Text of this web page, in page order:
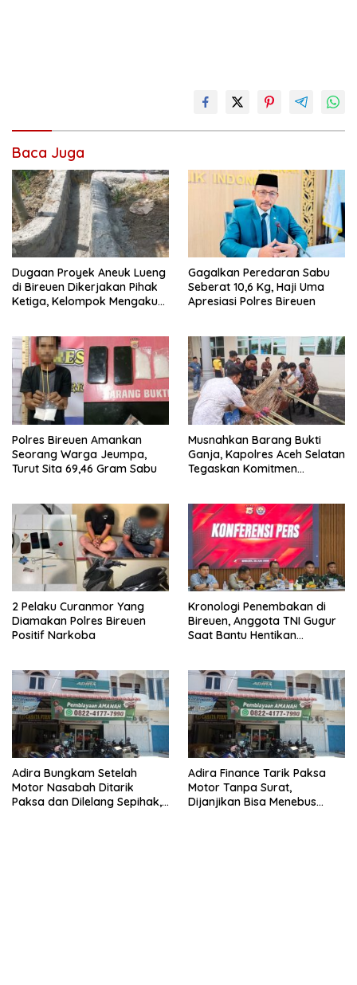
Baca Juga
Dugaan Proyek Aneuk Lueng
di Bireuen Dikerjakan Pihak
Ketiga, Kelompok Mengaku
Gagalkan Peredaran Sabu
Seberat 10,6 Kg, Haji Uma
Apresiasi Polres Bireuen
Polres Bireuen Amankan
Seorang Warga Jeumpa,
Turut Sita 69,46 Gram Sabu
Musnahkan Barang Bukti
Ganja, Kapolres Aceh Selatan
Tegaskan Komitmen
2 Pelaku Curanmor Yang
Diamakan Polres Bireuen
Positif Narkoba
Kronologi Penembakan di
Bireuen, Anggota TNI Gugur
Saat Bantu Hentikan
Adira Bungkam Setelah
Motor Nasabah Ditarik
Paksa dan Dilelang Sepihak,
Adira Finance Tarik Paksa
Motor Tanpa Surat,
Dijanjikan Bisa Menebus